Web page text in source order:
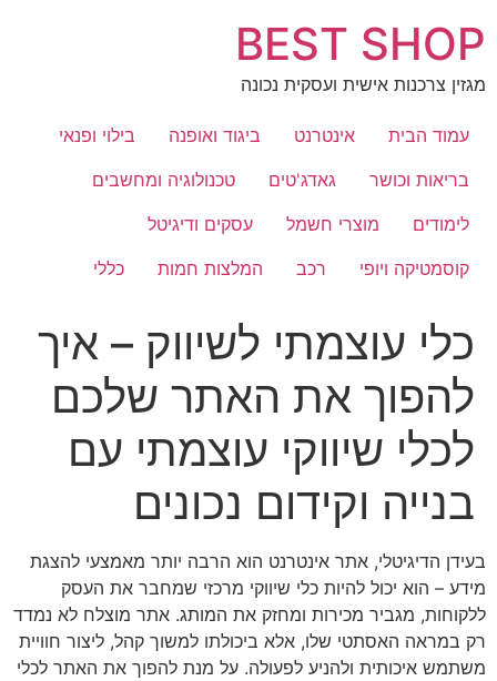
לתוכןBEST SHOP
מגזין צרכנות אישית ועסקית נכונה
עמוד הבית אינטרנט ביגוד ואופנה
בילוי ופנאי
בריאות וכושר
גאדג'טים
טכנולוגיה ומחשבים
לימודים
מוצרי חשמל
עסקים ודיגיטל
קוסמטיקה ויופי
רכב המלצות חמות כללי
כלי עוצמתי לשיווק – איך
להפוך את האתר שלכם
לכלי שיווקי עוצמתי עם
בנייה וקידום נכונים
בעידן הדיגיטלי, אתר אינטרנט הוא הרבה יותר מאמצעי להצגת
מידע – הוא יכול להיות כלי שיווקי מרכזי שמחבר את העסק
ללקוחות, מגביר מכירות ומחזק את המותג. אתר מוצלח לא נמדד
רק במראה האסתטי שלו, אלא ביכולתו למשוך קהל, ליצור חוויית
משתמש איכותית ולהניע לפעולה. על מנת להפוך את האתר לכלי